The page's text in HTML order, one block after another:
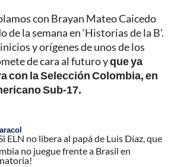
con Brayan Mateo Caicedo
la semana en ‘Historias de la B’.
y orígenes de unos de los
de cara al futuro yque ya
con la Selección Colombia, en
Sub-17.
ELN no libera al papá de Luis Díaz, que
no juegue frente a Brasil en